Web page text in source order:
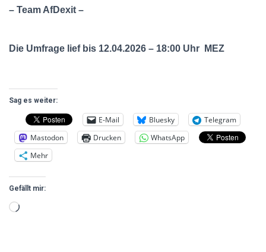
– Team AfDexit –
Die Umfrage lief bis 12.04.2026 – 18:00 Uhr MEZ
Sag es weiter:
E-Mail Bluesky
Telegram
Mastodon
Drucken
WhatsApp
Mehr
Gefällt mir: